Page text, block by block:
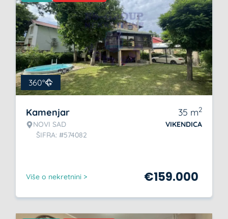
360°
Kamenjar
NOVI SAD
ŠIFRA: #574082
35 m2
VIKENDICA
Više o nekretnini > €159.000